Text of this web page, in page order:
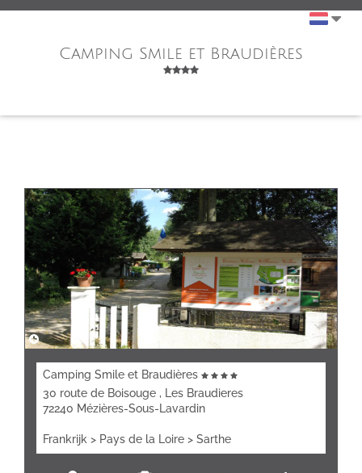
Camping Smile et Braudières
Camping Smile et Braudières
30 route de Boisouge , Les Braudieres
72240 Mézières-Sous-Lavardin
Frankrijk > Pays de la Loire > Sarthe